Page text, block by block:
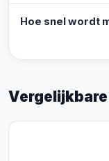
Hoe snel wordt